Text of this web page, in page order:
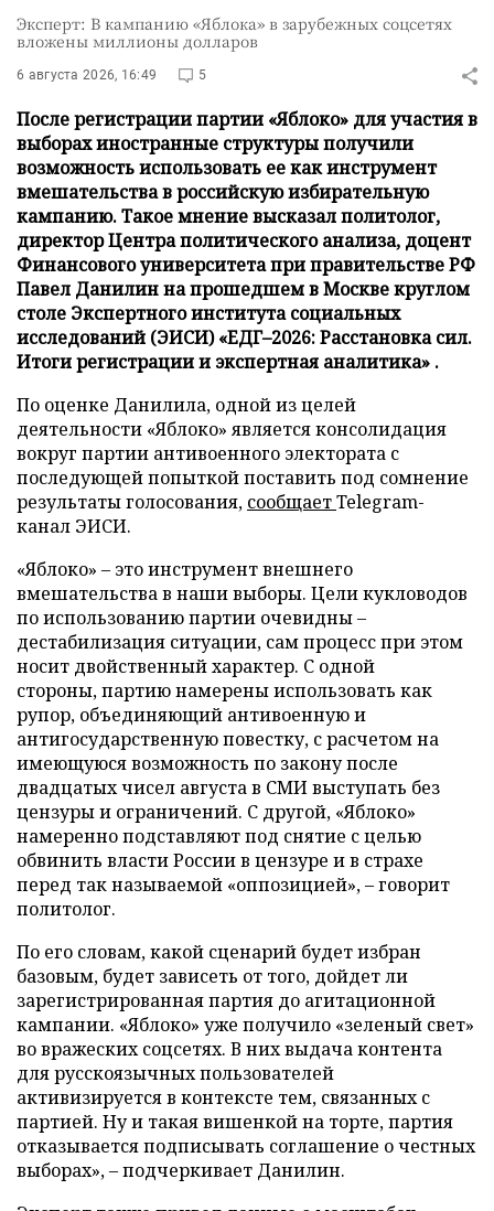
Эксперт: В кампанию «Яблока» в зарубежных соцсетях
вложены миллионы долларов
6 августа 2026, 16:49 5
После регистрации партии «Яблоко» для участия в
выборах иностранные структуры получили
возможность использовать ее как инструмент
вмешательства в российскую избирательную
кампанию. Такое мнение высказал политолог,
директор Центра политического анализа, доцент
Финансового университета при правительстве РФ
Павел Данилин на прошедшем в Москве круглом
столе Экспертного института социальных
исследований (ЭИСИ) «ЕДГ–2026: Расстановка сил.
Итоги регистрации и экспертная аналитика» .
По оценке Данилила, одной из целей
деятельности «Яблоко» является консолидация
вокруг партии антивоенного электората с
последующей попыткой поставить под сомнение
результаты голосования, сообщаетTelegram-
канал ЭИСИ.
«Яблоко» – это инструмент внешнего
вмешательства в наши выборы. Цели кукловодов
по использованию партии очевидны –
дестабилизация ситуации, сам процесс при этом
носит двойственный характер. С одной
стороны, партию намерены использовать как
рупор, объединяющий антивоенную и
антигосударственную повестку, с расчетом на
имеющуюся возможность по закону после
двадцатых чисел августа в СМИ выступать без
цензуры и ограничений. С другой, «Яблоко»
намеренно подставляют под снятие с целью
обвинить власти России в цензуре и в страхе
перед так называемой «оппозицией», – говорит
политолог.
По его словам, какой сценарий будет избран
базовым, будет зависеть от того, дойдет ли
зарегистрированная партия до агитационной
кампании. «Яблоко» уже получило «зеленый свет»
во вражеских соцсетях. В них выдача контента
для русскоязычных пользователей
активизируется в контексте тем, связанных с
партией. Ну и такая вишенкой на торте, партия
отказывается подписывать соглашение о честных
выборах», – подчеркивает Данилин.